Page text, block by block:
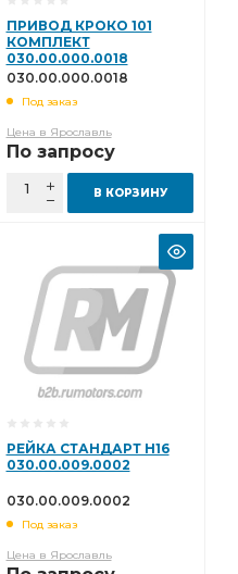
ПРИВОД КРОКО 101
КОМПЛЕКТ
030.00.000.0018
030.00.000.0018
Под заказ
Цена в Ярославль
По запросу
В КОРЗИНУ
РЕЙКА СТАНДАРТ H16
030.00.009.0002
030.00.009.0002
Под заказ
Цена в Ярославль